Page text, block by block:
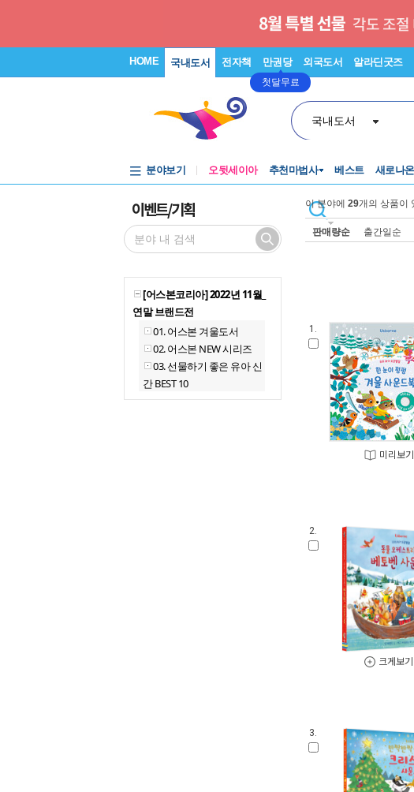
HOME 국내도서 전자책 만권당
첫달무료
외국도서 알라딘굿즈
국내도서
분야보기 오뒷세이아 추천마법사 베스트 새로나
이벤트/기획
[어스본코리아] 2022년 11월_
연말 브랜드전
01. 어스본 겨울도서
02. 어스본 NEW 시리즈
03. 선물하기 좋은 유아 신
간 BEST 10
이 분야에 29개의 상품이
판매량순 출간일순
1.
미리보기
2.
크게보기
3.